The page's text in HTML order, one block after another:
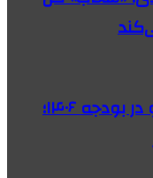
تسویه بدهی‌های صنعت دارو در بودجه ۱۴۰۶؛